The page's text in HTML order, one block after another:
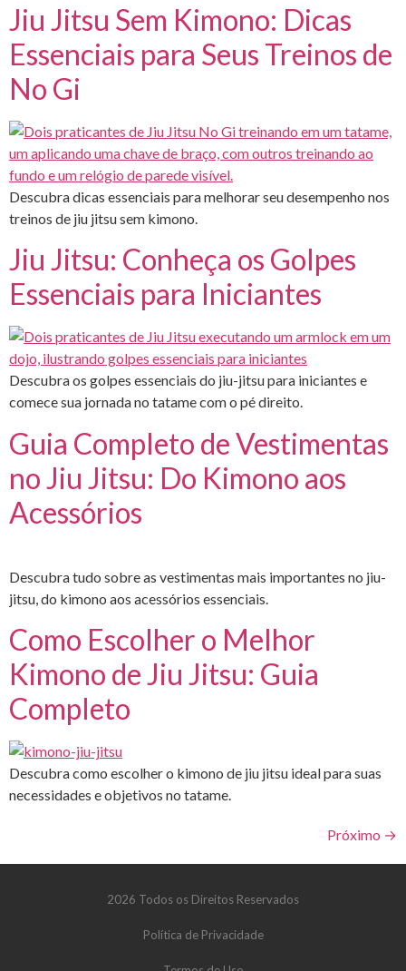
Jiu Jitsu Sem Kimono: Dicas
Essenciais para Seus Treinos de
No Gi
Descubra dicas essenciais para melhorar seu desempenho nos
treinos de jiu jitsu sem kimono.
Jiu Jitsu: Conheça os Golpes
Essenciais para Iniciantes
Descubra os golpes essenciais do jiu-jitsu para iniciantes e
comece sua jornada no tatame com o pé direito.
Guia Completo de Vestimentas
no Jiu Jitsu: Do Kimono aos
Acessórios
Descubra tudo sobre as vestimentas mais importantes no jiu-
jitsu, do kimono aos acessórios essenciais.
Como Escolher o Melhor
Kimono de Jiu Jitsu: Guia
Completo
Descubra como escolher o kimono de jiu jitsu ideal para suas
necessidades e objetivos no tatame.
Próximo →
2026 Todos os Direitos Reservados
Política de Privacidade